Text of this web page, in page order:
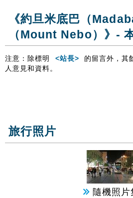
《約旦米底巴（
（Mount Nebo）》-
注意：除標明 <站長>
的留言外，其
人意見和資料。
旅行照片
隨機照片